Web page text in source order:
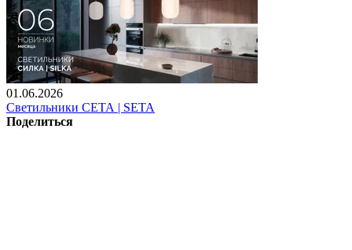
01.06.2026
Светильники СЕТА | SETA
Поделиться